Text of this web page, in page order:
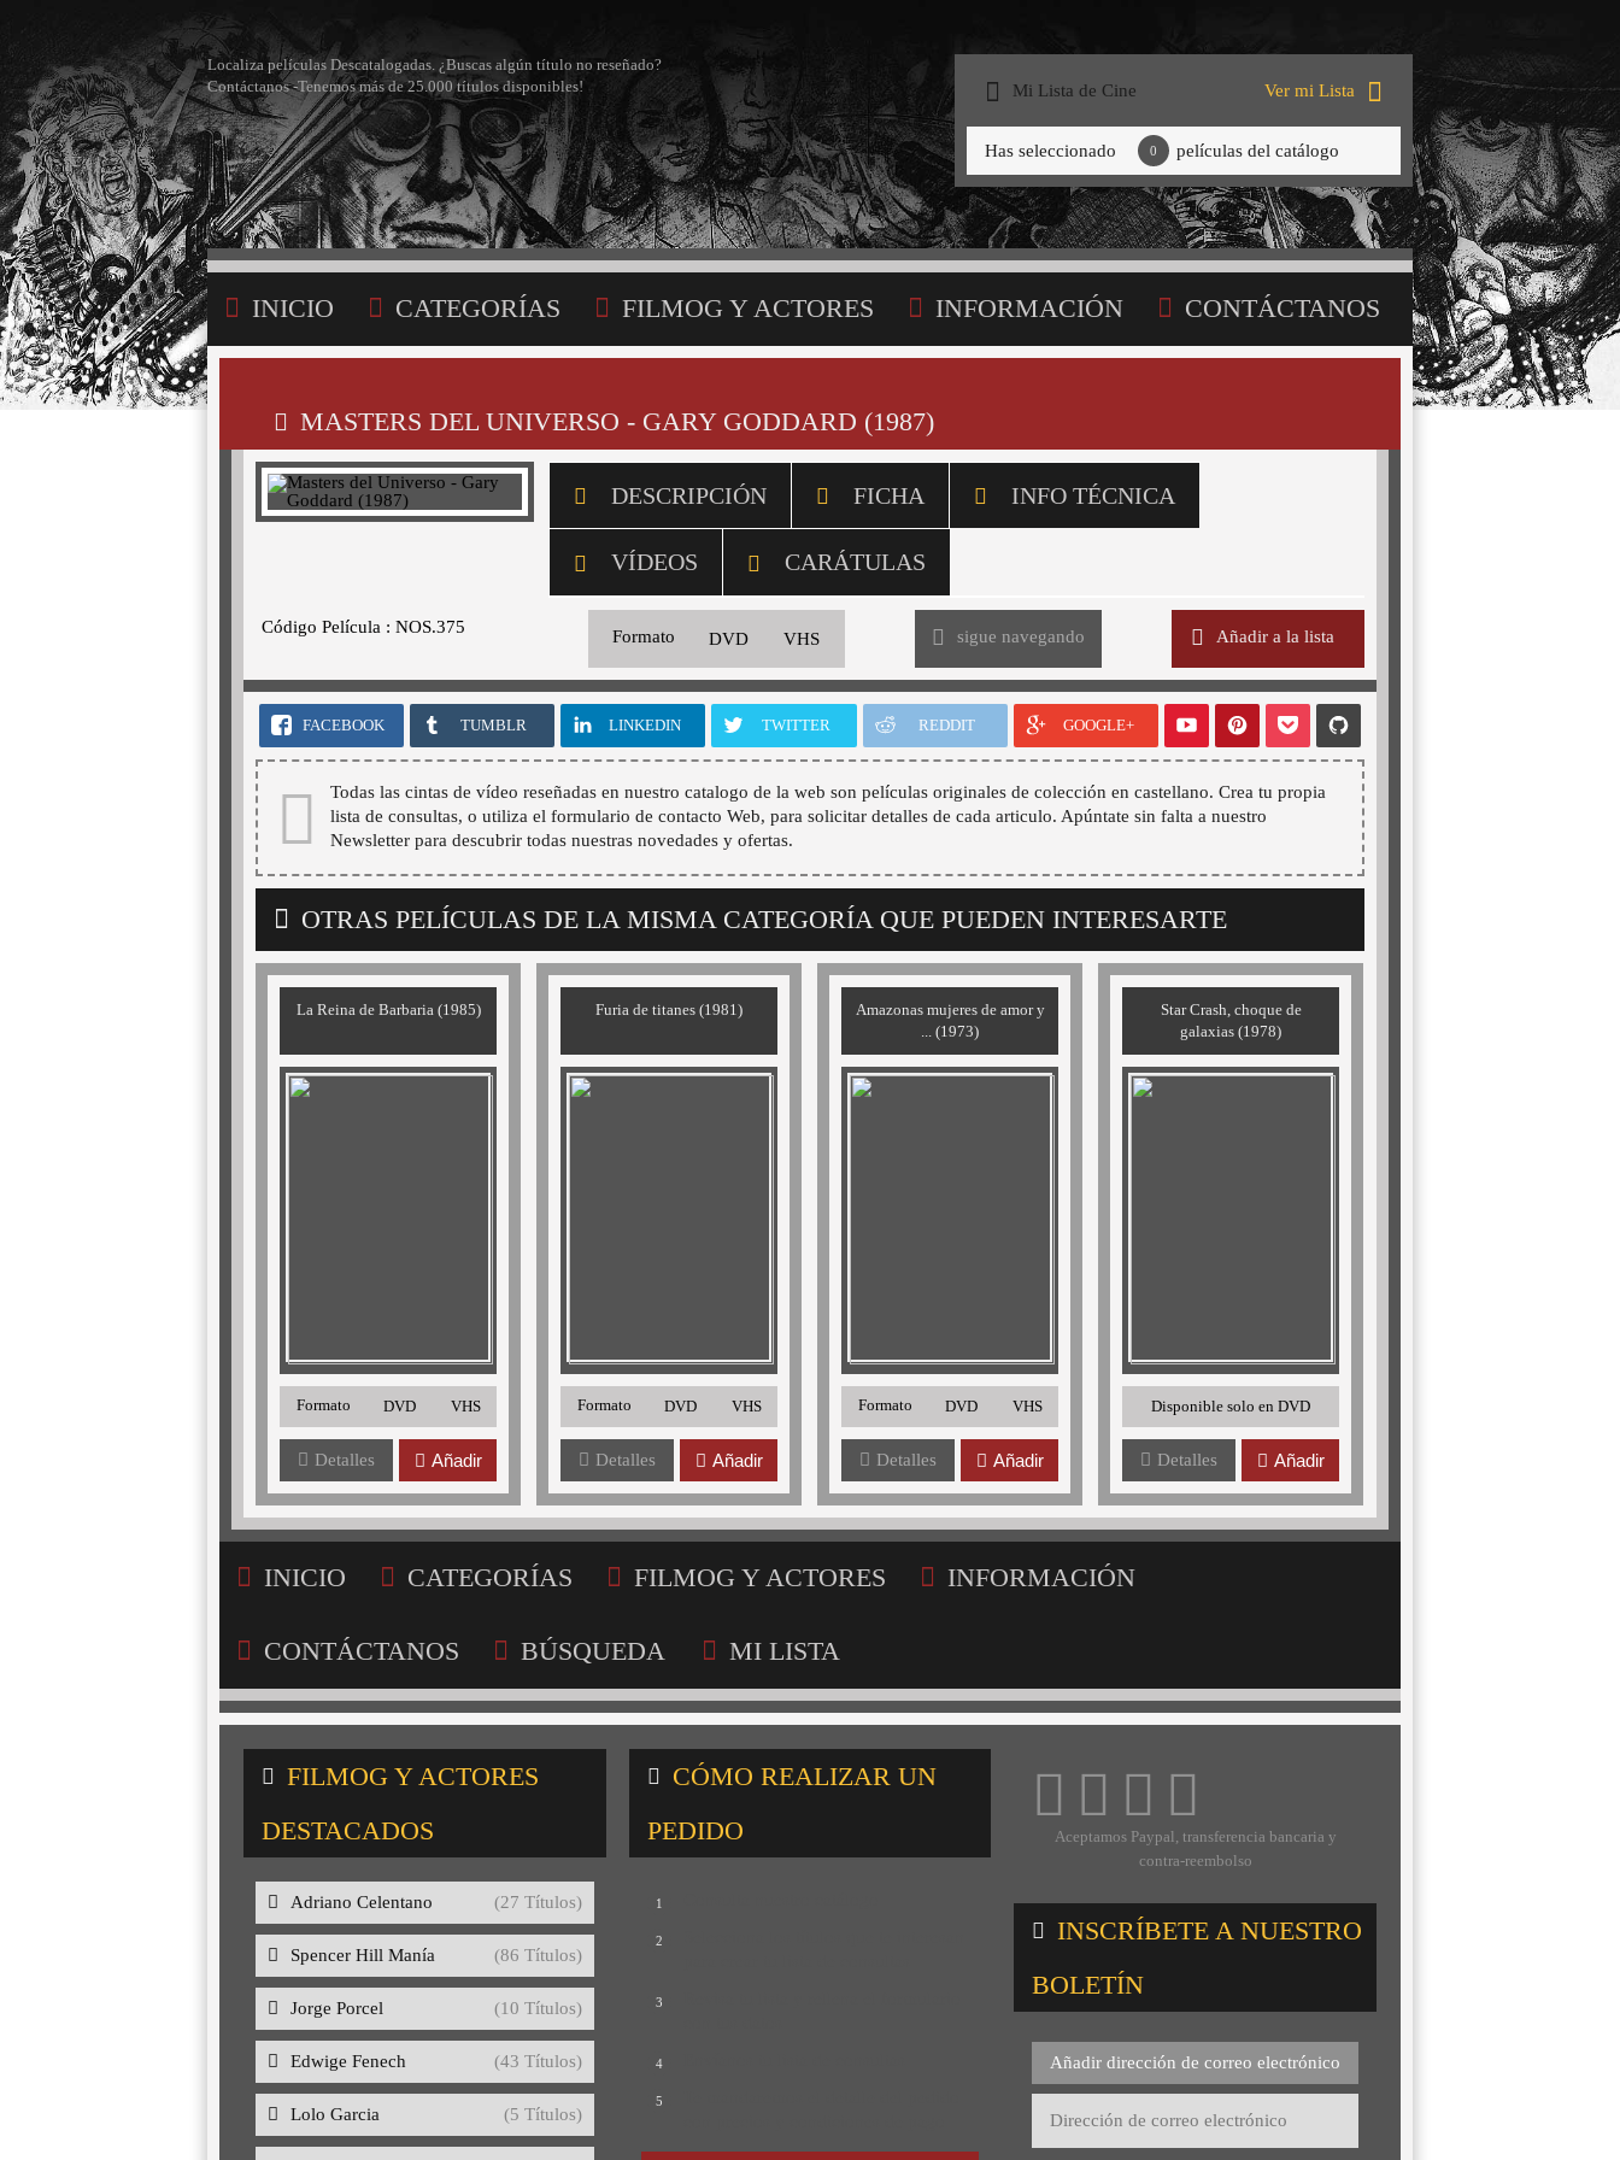
Localiza películas Descatalogadas. ¿Buscas algún título no reseñado?
Contáctanos -Tenemos más de 25.000 títulos disponibles!
Mi Lista de Cine Ver mi Lista
Has seleccionado 0 películas del catálogo
INICIO CATEGORÍAS FILMOG Y ACTORES INFORMACIÓN CONTÁCTANOS
MASTERS DEL UNIVERSO - GARY GODDARD (1987)
DESCRIPCIÓN FICHA INFO TÉCNICA
VÍDEOS CARÁTULAS
Código Película : NOS.375
Formato DVD VHS sigue navegando Añadir a la lista
FACEBOOK TUMBLR LINKEDIN TWITTER REDDIT GOOGLE+
Todas las cintas de vídeo reseñadas en nuestro catalogo de la web son películas originales de colección en castellano. Crea tu propia
lista de consultas, o utiliza el formulario de contacto Web, para solicitar detalles de cada articulo. Apúntate sin falta a nuestro
Newsletter para descubrir todas nuestras novedades y ofertas.
OTRAS PELÍCULAS DE LA MISMA CATEGORÍA QUE PUEDEN INTERESARTE
La Reina de Barbaria (1985)
Formato DVD VHS
Detalles Añadir
Furia de titanes (1981)
Formato DVD VHS
Detalles Añadir
Amazonas mujeres de amor y
... (1973)
Formato DVD VHS
Detalles Añadir
Star Crash, choque de
galaxias (1978)
Disponible solo en DVD
Detalles Añadir
INICIO CATEGORÍAS FILMOG Y ACTORES INFORMACIÓN
CONTÁCTANOS BÚSQUEDA MI LISTA
FILMOG Y ACTORES
DESTACADOS
Adriano Celentano (27 Títulos)
Spencer Hill Manía (86 Títulos)
Jorge Porcel (10 Títulos)
Edwige Fenech (43 Títulos)
Lolo Garcia (5 Títulos)
CÓMO REALIZAR UN
PEDIDO
1
2
3
4
5
Aceptamos Paypal, transferencia bancaria y
contra-reembolso
INSCRÍBETE A NUESTRO
BOLETÍN
Añadir dirección de correo electrónico